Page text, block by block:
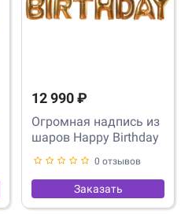
12 990 ₽
Огромная надпись из
шаров Happy Birthday
0 отзывов
Заказать